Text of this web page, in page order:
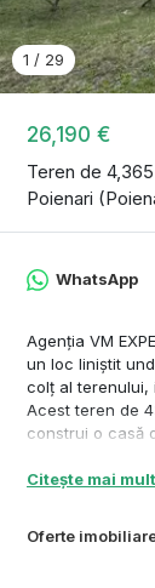
26,190 €
Teren de
Poienari
1 / 29
Oferte
WhatsApp
Agenția VM
un loc liniștit
colț al terenului,
Acest teren de
construi o casă
Posibilitățile de
pensiuni sau
planul de
Citește mai mult